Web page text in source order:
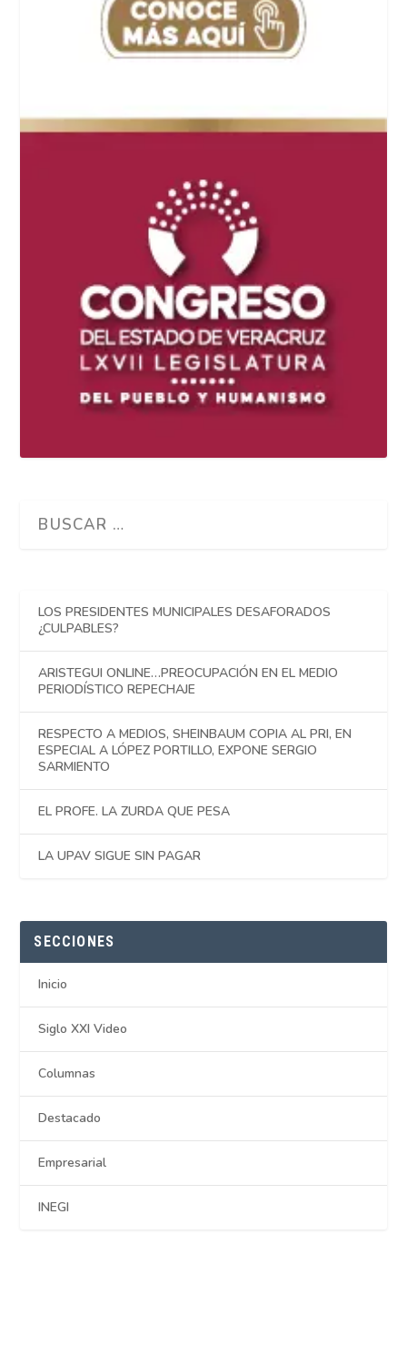
LOS PRESIDENTES MUNICIPALES DESAFORADOS
¿CULPABLES?
ARISTEGUI ONLINE…PREOCUPACIÓN EN EL MEDIO
PERIODÍSTICO REPECHAJE
RESPECTO A MEDIOS, SHEINBAUM COPIA AL PRI, EN
ESPECIAL A LÓPEZ PORTILLO, EXPONE SERGIO
SARMIENTO
EL PROFE. LA ZURDA QUE PESA
LA UPAV SIGUE SIN PAGAR
SECCIONES
Inicio
Siglo XXI Video
Columnas
Destacado
Empresarial
INEGI